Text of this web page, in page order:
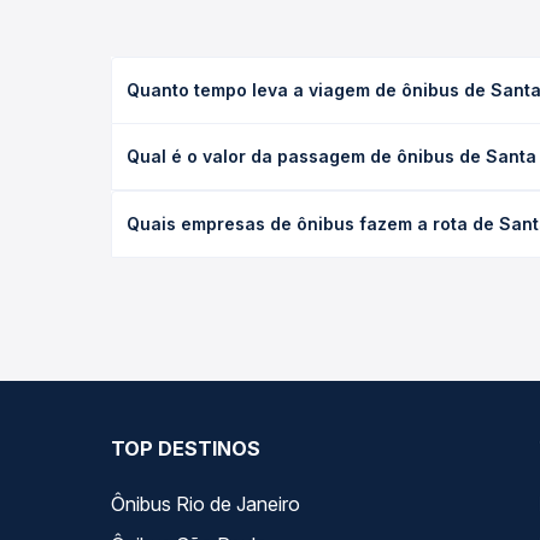
Quanto tempo leva a viagem de ônibus de
executivo ou leito) e as condições de tráfego. Na
Qual é o valor da passagem de ônibus de
de poltrona e a antecedência da compra. Na
Quais empresas de ônibus fazem a rota de
TOP DESTINOS
Ônibus Rio de Janeiro